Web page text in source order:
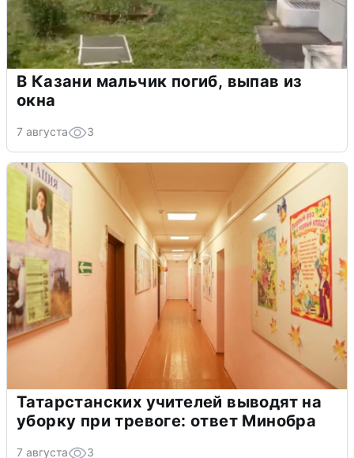
В Казани мальчик погиб, выпав из
окна
7 августа 3
Татарстанских учителей выводят на
уборку при тревоге: ответ Минобра
7 августа 3